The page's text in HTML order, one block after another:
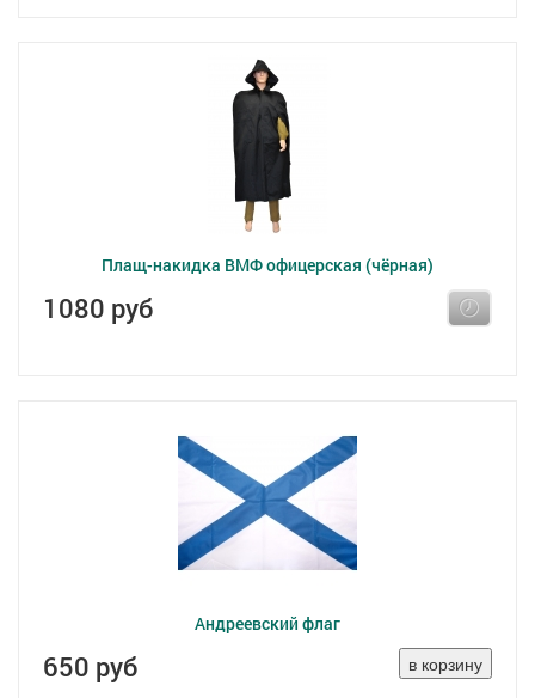
Плащ-накидка ВМФ офицерская (чёрная)
1080 руб
Андреевский флаг
650 руб